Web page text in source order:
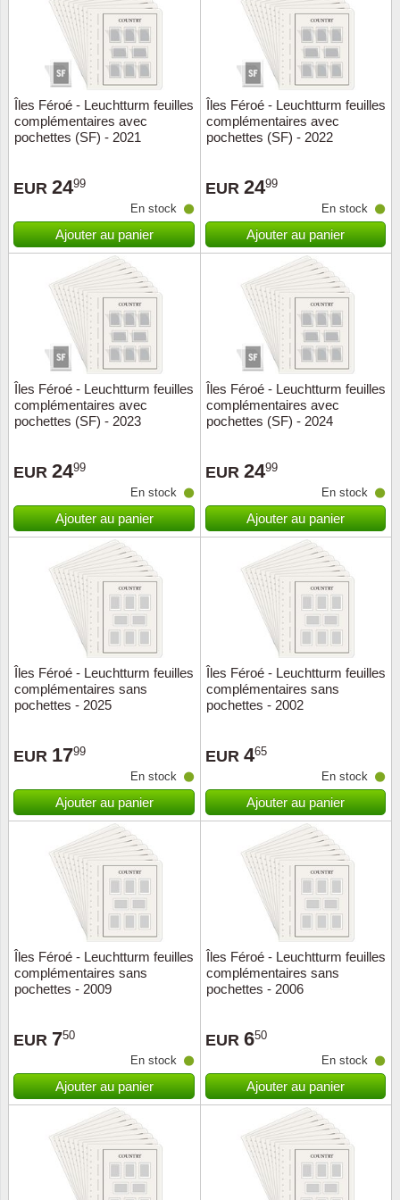
Îles Féroé - Leuchtturm feuilles
complémentaires avec
pochettes (SF) - 2021
EUR 2499
En stock
Ajouter au panier
Îles Féroé - Leuchtturm feuilles
complémentaires avec
pochettes (SF) - 2022
EUR 2499
En stock
Ajouter au panier
Îles Féroé - Leuchtturm feuilles
complémentaires avec
pochettes (SF) - 2023
EUR 2499
En stock
Ajouter au panier
Îles Féroé - Leuchtturm feuilles
complémentaires avec
pochettes (SF) - 2024
EUR 2499
En stock
Ajouter au panier
Îles Féroé - Leuchtturm feuilles
complémentaires sans
pochettes - 2025
EUR 1799
En stock
Ajouter au panier
Îles Féroé - Leuchtturm feuilles
complémentaires sans
pochettes - 2002
EUR 465
En stock
Ajouter au panier
Îles Féroé - Leuchtturm feuilles
complémentaires sans
pochettes - 2009
EUR 750
En stock
Ajouter au panier
Îles Féroé - Leuchtturm feuilles
complémentaires sans
pochettes - 2006
EUR 650
En stock
Ajouter au panier